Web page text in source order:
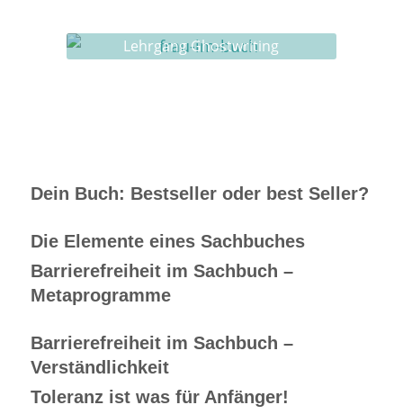
Lehrgang Ghostwriting
Dein Buch: Bestseller oder best Seller?
Die Elemente eines Sachbuches
Barrierefreiheit im Sachbuch –
Metaprogramme
Barrierefreiheit im Sachbuch –
Verständlichkeit
Toleranz ist was für Anfänger!